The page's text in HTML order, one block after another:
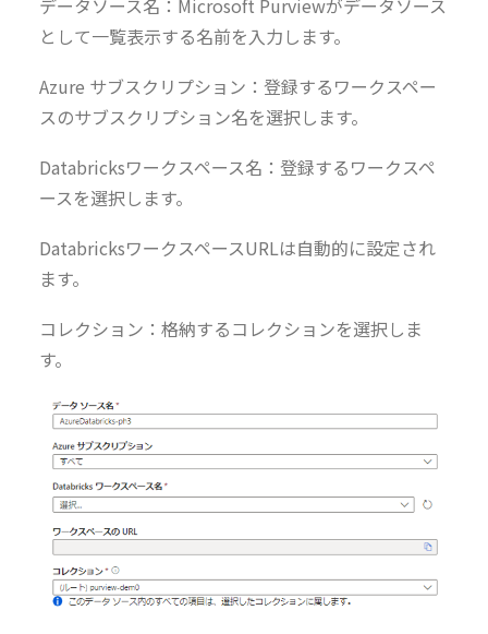
データソース名：Microsoft Purviewがデータソース
として一覧表示する名前を入力します。
Azure サブスクリプション：登録するワークスペー
スのサブスクリプション名を選択します。
Databricksワークスペース名：登録するワークスペ
ースを選択します。
DatabricksワークスペースURLは自動的に設定され
ます。
コレクション：格納するコレクションを選択しま
す。